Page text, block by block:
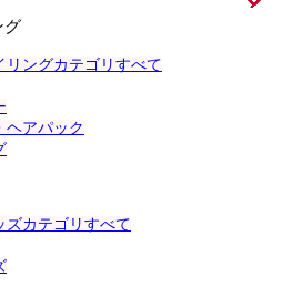
グ
リングカテゴリすべて
ヘアパック
ズカテゴリすべて